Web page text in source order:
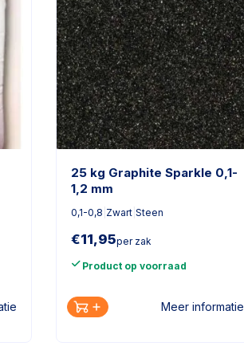
25 kg Graphite Sparkle 0,1-
1,2 mm
0,1-0,8 Zwart| Steen
€11,95per zak
Product op voorraad
Meer informatie